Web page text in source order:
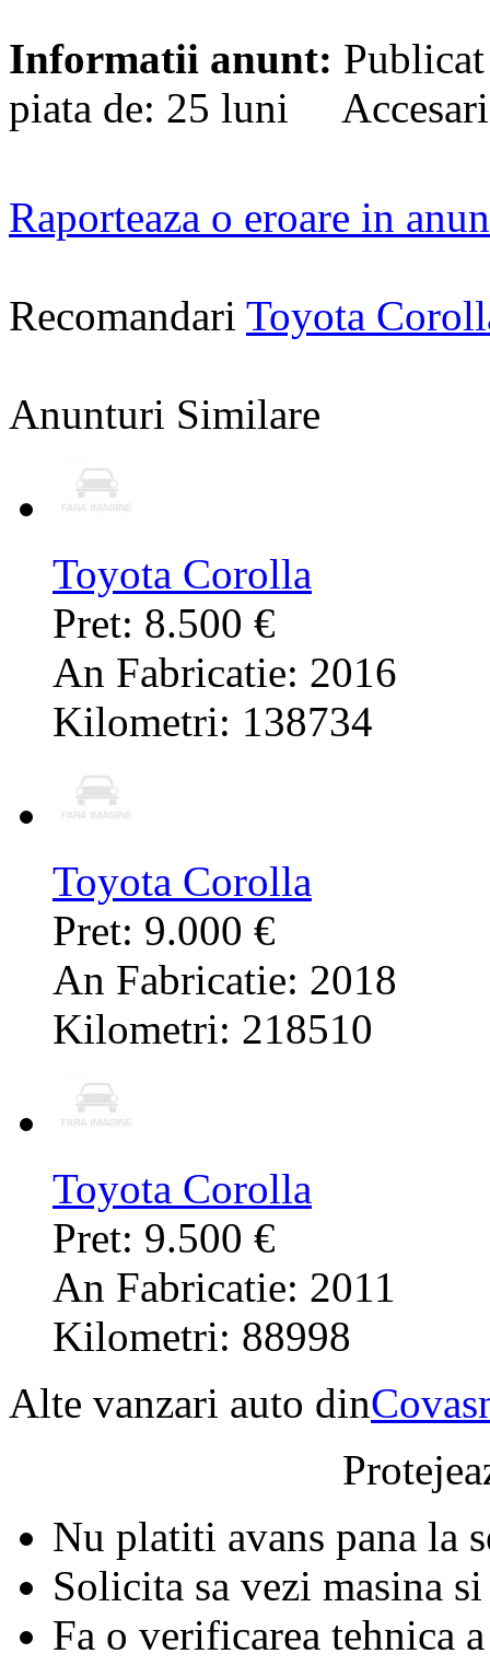
Informatii anunt:
piata de: 25 luni
Raporteaza o eroare in
Recomandari Toyota
Anunturi Similare
Toyota Corolla
Pret: 8.500 €
An Fabricatie: 2016
Kilometri: 138734
Toyota Corolla
Pret: 9.000 €
An Fabricatie: 2018
Kilometri: 218510
Toyota Corolla
Pret: 9.500 €
An Fabricatie: 2011
Kilometri: 88998
Alte vanzari auto din
Nu platiti avans pana la
Solicita sa vezi masina si
Fa o verificarea tehnica